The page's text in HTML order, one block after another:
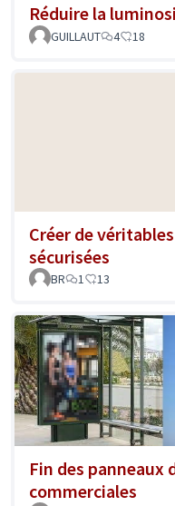
Réduire la
GUILLAUT
4 18
Créer de
sécurisées
BR 1 13
Fin des panneaux
commerciales